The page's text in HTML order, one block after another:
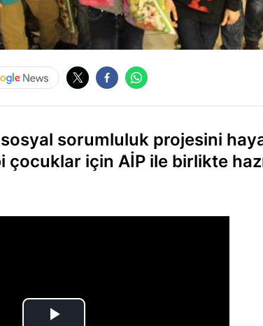
sorumluluk projesini
için AİP ile birlikte